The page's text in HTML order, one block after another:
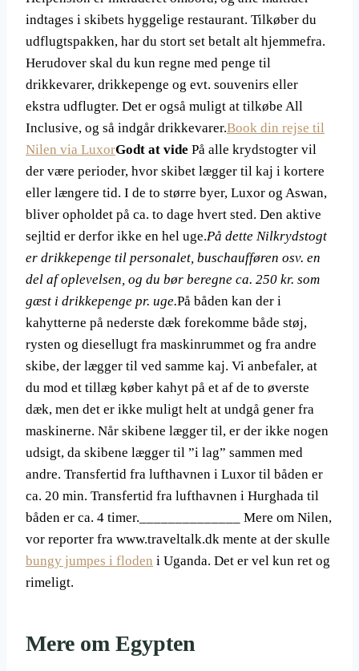
indtages i skibets hyggelige restaurant. Tilkøber du
udflugtspakken, har du stort set betalt alt hjemmefra.
Herudover skal du kun regne med penge til
drikkevarer, drikkepenge og evt. souvenirs eller
ekstra udflugter. Det er også muligt at tilkøbe All
Inclusive, og så indgår drikkevarer.Book din rejse til
Nilen via LuxorGodt at vide På alle krydstogter vil
der være perioder, hvor skibet lægger til kaj i kortere
eller længere tid. I de to større byer, Luxor og Aswan,
bliver opholdet på ca. to dage hvert sted. Den aktive
sejltid er derfor ikke en hel uge.På dette Nilkrydstogt
er drikkepenge til personalet, buschaufføren osv. en
del af oplevelsen, og du bør beregne ca. 250 kr. som
gæst i drikkepenge pr. uge.På båden kan der i
kahytterne på nederste dæk forekomme både støj,
rysten og diesellugt fra maskinrummet og fra andre
skibe, der lægger til ved samme kaj. Vi anbefaler, at
du mod et tillæg køber kahyt på et af de to øverste
dæk, men det er ikke muligt helt at undgå gener fra
maskinerne. Når skibene lægger til, er der ikke nogen
udsigt, da skibene lægger til ”i lag” sammen med
andre. Transfertid fra lufthavnen i Luxor til båden er
ca. 20 min. Transfertid fra lufthavnen i Hurghada til
båden er ca. 4 timer.______________ Mere om Nilen,
vor reporter fra www.traveltalk.dk mente at der skulle
bungy jumpes i floden i Uganda. Det er vel kun ret og
rimeligt.
Mere om Egypten